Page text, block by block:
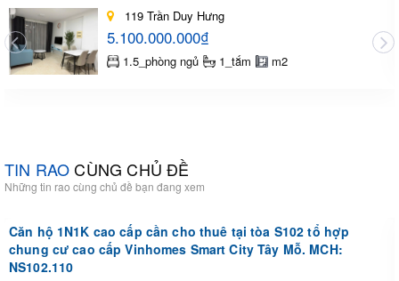
119 Trần Duy Hưng
5.100.000.000₫
1.5_phòng ngủ 1_tắm m2
TIN RAOCÙNG CHỦ ĐỀ
Những tin rao cùng chủ đề bạn đang xem
Căn hộ 1N1K cao cấp cần cho thuê tại tòa S102 tổ hợp
chung cư cao cấp Vinhomes Smart City Tây Mỗ. MCH:
NS102.110